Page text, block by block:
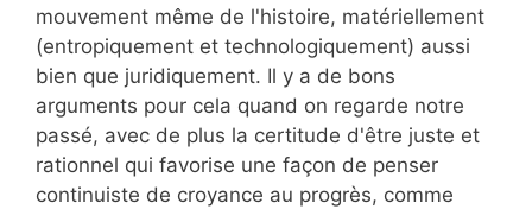
mouvement même de l'histoire, matériellement
(entropiquement et technologiquement) aussi
bien que juridiquement. Il y a de bons
arguments pour cela quand on regarde notre
passé, avec de plus la certitude d'être juste et
rationnel qui favorise une façon de penser
continuiste de croyance au progrès, comme